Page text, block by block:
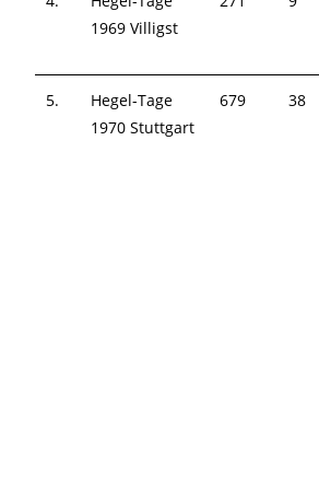
1969 Villigst
5.
Hegel-Tage
1970 Stuttgart
679 38